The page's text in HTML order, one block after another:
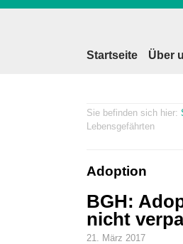
Startseite Über
Lebensgefährten
Adoption
BGH:
nicht
21. März 2017